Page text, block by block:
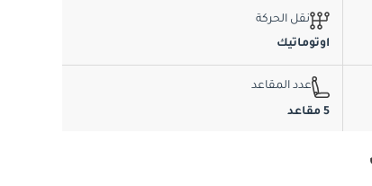
نقل الحركة
اوتوماتيك
عدد المقاعد
5 مقاعد